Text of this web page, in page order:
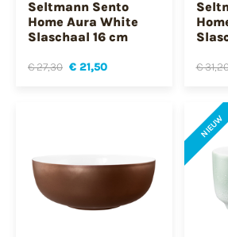
Seltmann Sento
Home Aura White
Slaschaal 16 cm
€ 27,30 € 21,50 €
NIEUW